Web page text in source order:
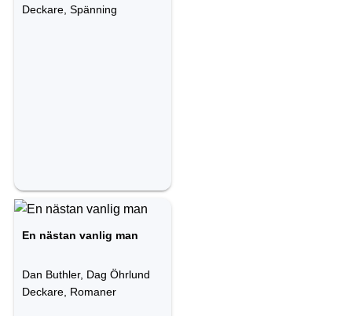
Deckare, Spänning
En nästan vanlig man
Dan Buthler, Dag Öhrlund
Deckare, Romaner